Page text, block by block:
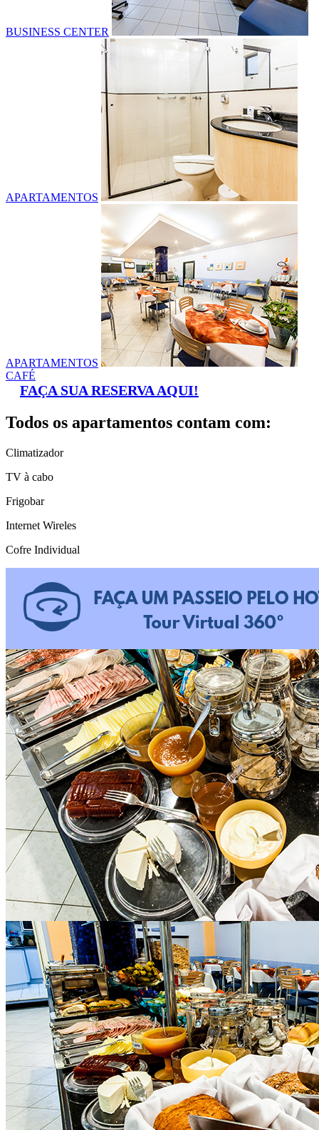
BUSINESS CENTER
APARTAMENTOS
APARTAMENTOS
CAFÉ
FAÇA SUA RESERVA AQUI!
Todos os apartamentos contam com:
Climatizador
TV à cabo
Frigobar
Internet Wireles
Cofre Individual